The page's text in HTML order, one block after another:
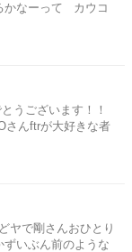
かなーって カウコ
うございます！！
さんftrが大好きな者
で剛さんおひとり
いぶん前のような